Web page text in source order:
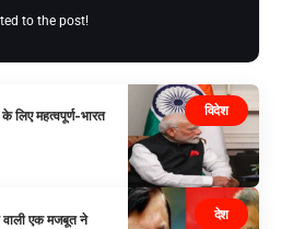
to the post!
विदेश
लिए महत्वपूर्ण-भारत
देश
एक मजबूत ने